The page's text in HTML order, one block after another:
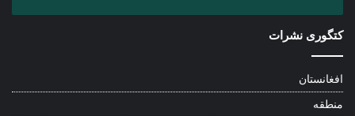
کتگوری نشرات
افغانستان
منطقه